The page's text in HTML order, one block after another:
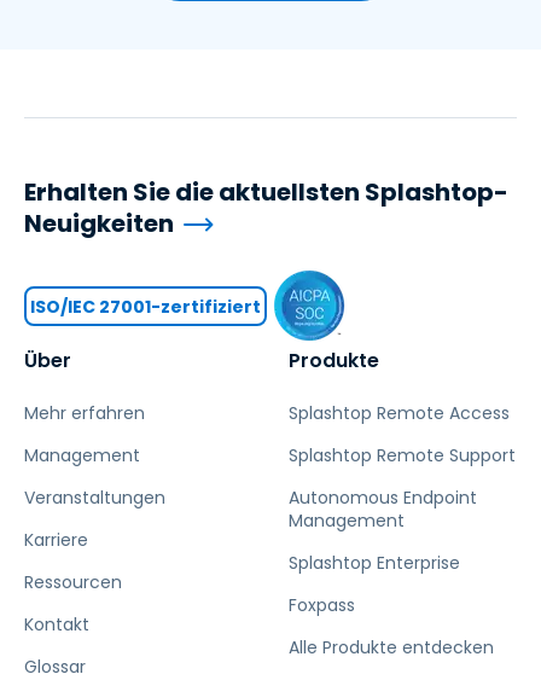
Über
Mehr erfahren
Management
Veranstaltungen
Karriere
Ressourcen
Kontakt
Glossar
Produkte
Splashtop Remote Access
Splashtop Remote Support
Autonomous Endpoint
Management
Splashtop Enterprise
Foxpass
Alle Produkte entdecken
Erhalten Sie die aktuellsten Splashtop-
Neuigkeiten
ISO/IEC 27001-zertifiziert